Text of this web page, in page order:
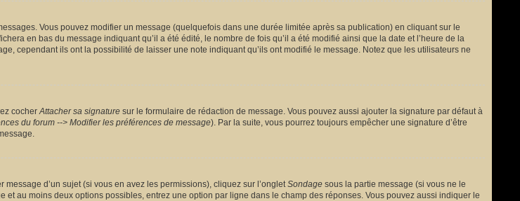
Vous pouvez modifier un message (quelquefois dans une durée limitée après sa publication) en cliquant sur le
en bas du message indiquant qu’il a été édité, le nombre de fois qu’il a été modifié ainsi que la date et l’heure de la
cependant ils ont la possibilité de laisser une note indiquant qu’ils ont modifié le message. Notez que les utilisateurs ne
cocherAttacher sa signature sur le formulaire de rédaction de message. Vous pouvez aussi ajouter la signature par défaut à
du forum --> Modifier les préférences de message). Par la suite, vous pourrez toujours empêcher une signature d’être
d’un sujet (si vous en avez les permissions), cliquez sur l’ongletSondage sous la partie message (si vous ne le
au moins deux options possibles, entrez une option par ligne dans le champ des réponses. Vous pouvez aussi indiquer le